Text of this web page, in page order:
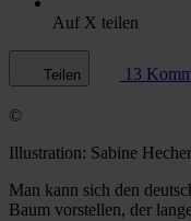
Auf X teilen
Teilen 13
©
Illustration: Sabine Hecher
Man kann sich den
Baum vorstellen, der